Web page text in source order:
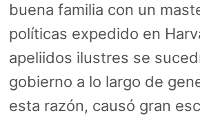
buena familia con un
políticas expedido en
apeliidos ilustres se
gobierno a lo largo de
esta razón, causó gran